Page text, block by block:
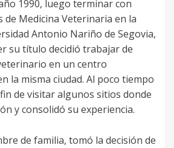
1990, luego terminar con
de Medicina Veterinaria en la
Antonio Nariño de Segovia,
su título decidió trabajar de
en un centro
la misma ciudad. Al poco tiempo
de visitar algunos sitios donde
y consolidó su experiencia.
de familia, tomó la decisión de